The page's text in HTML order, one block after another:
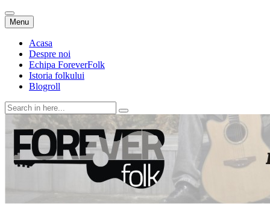
Menu Skip
to
content
Acasa
Despre noi
Echipa ForeverFolk
Istoria folkului
Blogroll
Search
for:
ForeverFolk
Muzica sufletului tau